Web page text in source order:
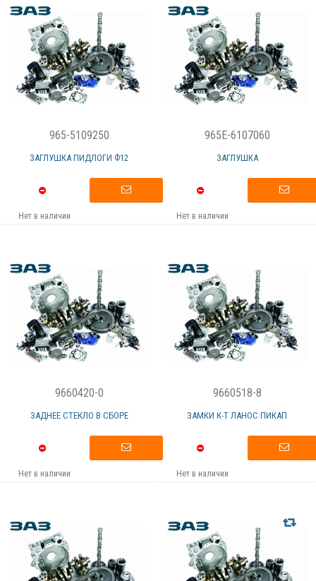
965-5109250
ЗАГЛУШКА ПИДЛОГИ Ф12
Нет в наличии
965E-6107060
ЗАГЛУШКА
Нет в наличии
9660420-0
ЗАДНЕЕ СТЕКЛО В СБОРЕ
Нет в наличии
9660518-8
ЗАМКИ К-Т ЛАНОС ПИКАП
Нет в наличии